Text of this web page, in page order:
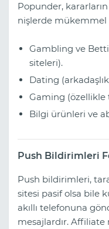
Popunder, kararların
nişlerde mükemmel
Gambling ve
siteleri).
Dating
Gaming (özellikle
Bilgi ürünleri ve
Push Bildirimleri
Push bildirimleri,
sitesi pasif olsa bile
akıllı telefonuna
mesajlardır.